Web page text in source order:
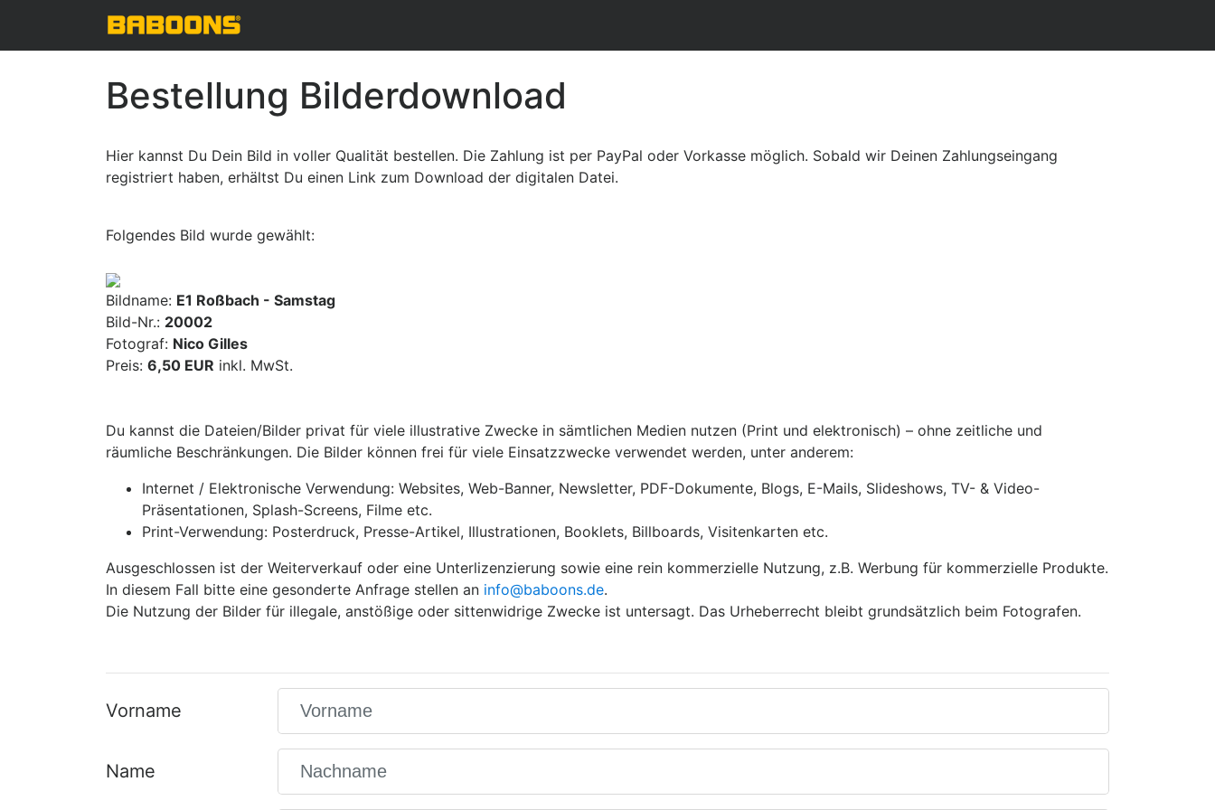
Bestellung Bilderdownload
Hier kannst Du Dein Bild in voller Qualität bestellen. Die Zahlung ist per PayPal oder Vorkasse möglich. Sobald wir Deinen Zahlungseingang
registriert haben, erhältst Du einen Link zum Download der digitalen Datei.
Folgendes Bild wurde gewählt:
Bildname: E1 Roßbach - Samstag
Bild-Nr.: 20002
Fotograf: Nico Gilles
Preis: 6,50 EUR inkl. MwSt.
Du kannst die Dateien/Bilder privat für viele illustrative Zwecke in sämtlichen Medien nutzen (Print und elektronisch) – ohne zeitliche und
räumliche Beschränkungen. Die Bilder können frei für viele Einsatzzwecke verwendet werden, unter anderem:
Internet / Elektronische Verwendung: Websites, Web-Banner, Newsletter, PDF-Dokumente, Blogs, E-Mails, Slideshows, TV- & Video-
Präsentationen, Splash-Screens, Filme etc.
Print-Verwendung: Posterdruck, Presse-Artikel, Illustrationen, Booklets, Billboards, Visitenkarten etc.
Ausgeschlossen ist der Weiterverkauf oder eine Unterlizenzierung sowie eine rein kommerzielle Nutzung, z.B. Werbung für kommerzielle Produkte.
In diesem Fall bitte eine gesonderte Anfrage stellen an info@baboons.de.
Die Nutzung der Bilder für illegale, anstößige oder sittenwidrige Zwecke ist untersagt. Das Urheberrecht bleibt grundsätzlich beim Fotografen.
Vorname
Name